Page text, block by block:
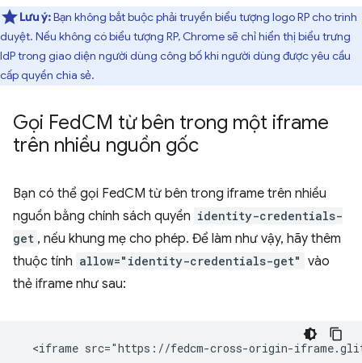
Lưu ý:Bạn không bắt buộc phải truyền biểu tượng logo RP cho trình
duyệt. Nếu không có biểu tượng RP, Chrome sẽ chỉ hiển thị biểu trưng
IdP trong giao diện người dùng công bố khi người dùng được yêu cầu
cấp quyền chia sẻ.
Gọi FedCM từ bên trong một iframe
trên nhiều nguồn gốc
Bạn có thể gọi FedCM từ bên trong iframe trên nhiều
nguồn bằng chính sách quyền identity-credentials-
get , nếu khung mẹ cho phép. Để làm như vậy, hãy thêm
thuộc tính allow="identity-credentials-get" vào
thẻ iframe như sau: